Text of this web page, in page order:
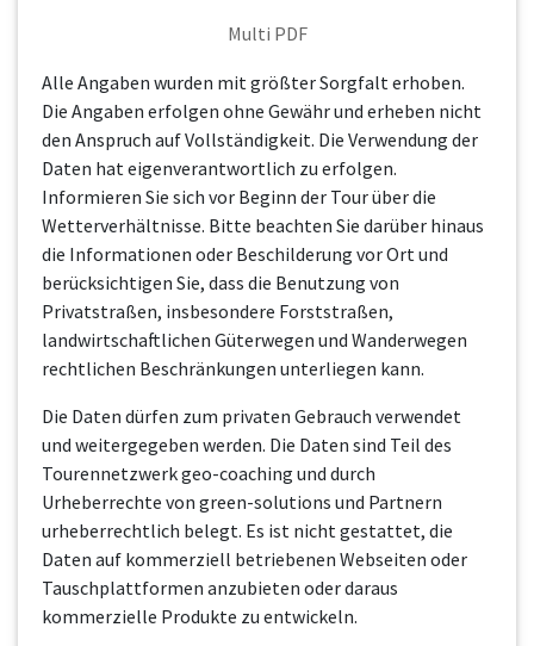
Multi PDF
Alle Angaben wurden mit größter Sorgfalt erhoben.
Die Angaben erfolgen ohne Gewähr und erheben nicht
den Anspruch auf Vollständigkeit. Die Verwendung der
Daten hat eigenverantwortlich zu erfolgen.
Informieren Sie sich vor Beginn der Tour über die
Wetterverhältnisse. Bitte beachten Sie darüber hinaus
die Informationen oder Beschilderung vor Ort und
berücksichtigen Sie, dass die Benutzung von
Privatstraßen, insbesondere Forststraßen,
landwirtschaftlichen Güterwegen und Wanderwegen
rechtlichen Beschränkungen unterliegen kann.
Die Daten dürfen zum privaten Gebrauch verwendet
und weitergegeben werden. Die Daten sind Teil des
Tourennetzwerk geo-coaching und durch
Urheberrechte von green-solutions und Partnern
urheberrechtlich belegt. Es ist nicht gestattet, die
Daten auf kommerziell betriebenen Webseiten oder
Tauschplattformen anzubieten oder daraus
kommerzielle Produkte zu entwickeln.